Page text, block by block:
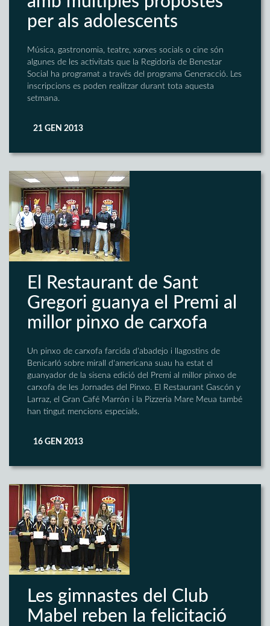
per als adolescents
Música, gastronomia, teatre, xarxes socials o cine són
algunes de les activitats que la Regidoria de Benestar
Social ha programat a través del programa Generacció. Les
inscripcions es poden realitzar durant tota aquesta
setmana.
21 GEN 2013
El Restaurant de Sant
Gregori guanya el Premi al
millor pinxo de carxofa
Un pinxo de carxofa farcida d'abadejo i llagostins de
Benicarló sobre mirall d'americana suau ha estat el
guanyador de la sisena edició del Premi al millor pinxo de
carxofa de les Jornades del Pinxo. El Restaurant Gascón y
Larraz, el Gran Café Marrón i la Pizzeria Mare Meua també
han tingut mencions especials.
16 GEN 2013
Les gimnastes del Club
Mabel reben la felicitació